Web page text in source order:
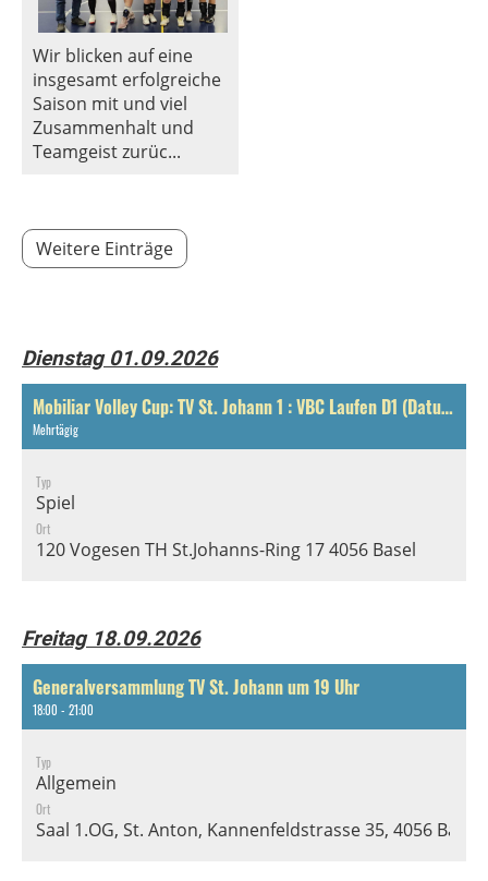
Wir blicken auf eine
insgesamt erfolgreiche
Saison mit und viel
Zusammenhalt und
Teamgeist zurüc...
Weitere Einträge
Dienstag 01.09.2026
Mobiliar Volley Cup: TV St. Johann 1 : VBC Laufen D1 (Datum noch offen)
Mehrtägig
Typ
Spiel
Ort
120 Vogesen TH St.Johanns-Ring 17 4056 Basel
Freitag 18.09.2026
Generalversammlung TV St. Johann um 19 Uhr
18:00 - 21:00
Typ
Allgemein
Ort
Saal 1.OG, St. Anton, Kannenfeldstrasse 35, 4056 Basel